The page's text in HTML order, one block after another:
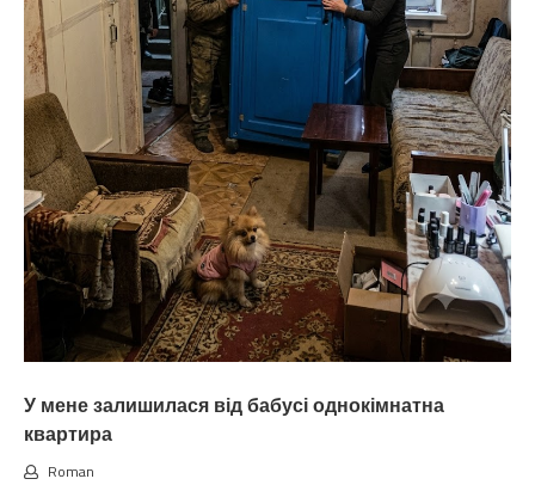
У мене залишилася від бабусі однокімнатна
квартира
Roman